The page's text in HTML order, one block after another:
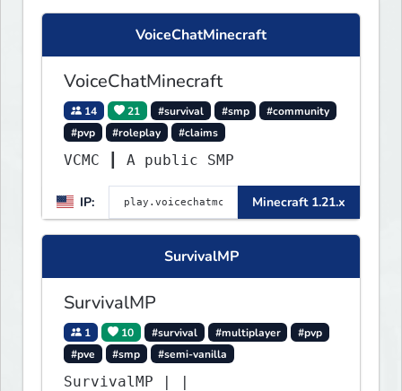
VoiceChatMinecraft
VoiceChatMinecraft
14 21 #survival #smp
#community
#pvp
#roleplay #claims
VCMC ┃ A public SMP
IP: Minecraft 1.21.x
SurvivalMP
SurvivalMP
1 10 #survival #multiplayer
#pvp
#pve
#smp #semi-vanilla
SurvivalMP | |